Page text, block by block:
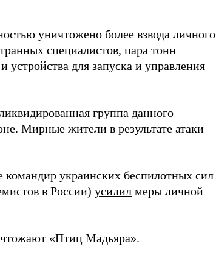
уничтожено более взвода личного
специалистов, пара тонн
для запуска и управления
группа данного
Мирные жители в результате атаки
украинских беспилотных сил
в России) усилил меры личной
«Птиц Мадьяра».